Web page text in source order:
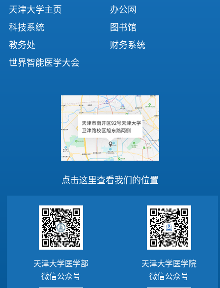
天津大学主页
办公网
科技系统
图书馆
教务处
财务系统
世界智能医学大会
点击这里查看我们的位置
天津大学医学部
微信公众号
天津大学医学院
微信公众号